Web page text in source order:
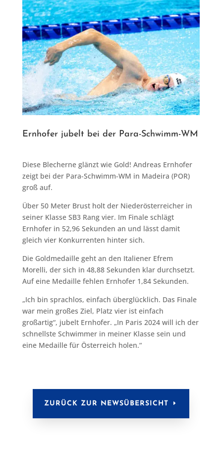
Ernhofer jubelt bei der Para-Schwimm-WM
Diese Blecherne glänzt wie Gold! Andreas Ernhofer
zeigt bei der Para-Schwimm-WM in Madeira (POR)
groß auf.
Über 50 Meter Brust holt der Niederösterreicher in
seiner Klasse SB3 Rang vier. Im Finale schlägt
Ernhofer in 52,96 Sekunden an und lässt damit
gleich vier Konkurrenten hinter sich.
Die Goldmedaille geht an den Italiener Efrem
Morelli, der sich in 48,88 Sekunden klar durchsetzt.
Auf eine Medaille fehlen Ernhofer 1,84 Sekunden.
„Ich bin sprachlos, einfach überglücklich. Das Finale
war mein großes Ziel, Platz vier ist einfach
großartig“, jubelt Ernhofer. „In Paris 2024 will ich der
schnellste Schwimmer in meiner Klasse sein und
eine Medaille für Österreich holen.“
ZURÜCK ZUR NEWSÜBERSICHT